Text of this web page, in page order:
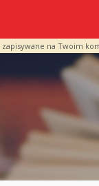
na Twoim